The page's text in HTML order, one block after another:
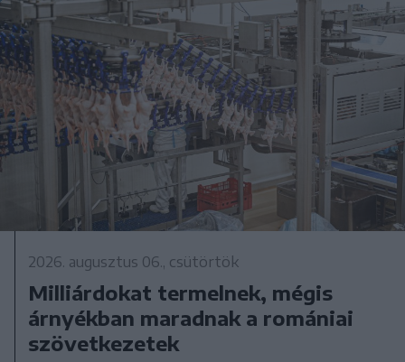
2026. augusztus 06., csütörtök
Milliárdokat termelnek, mégis
árnyékban maradnak a romániai
szövetkezetek